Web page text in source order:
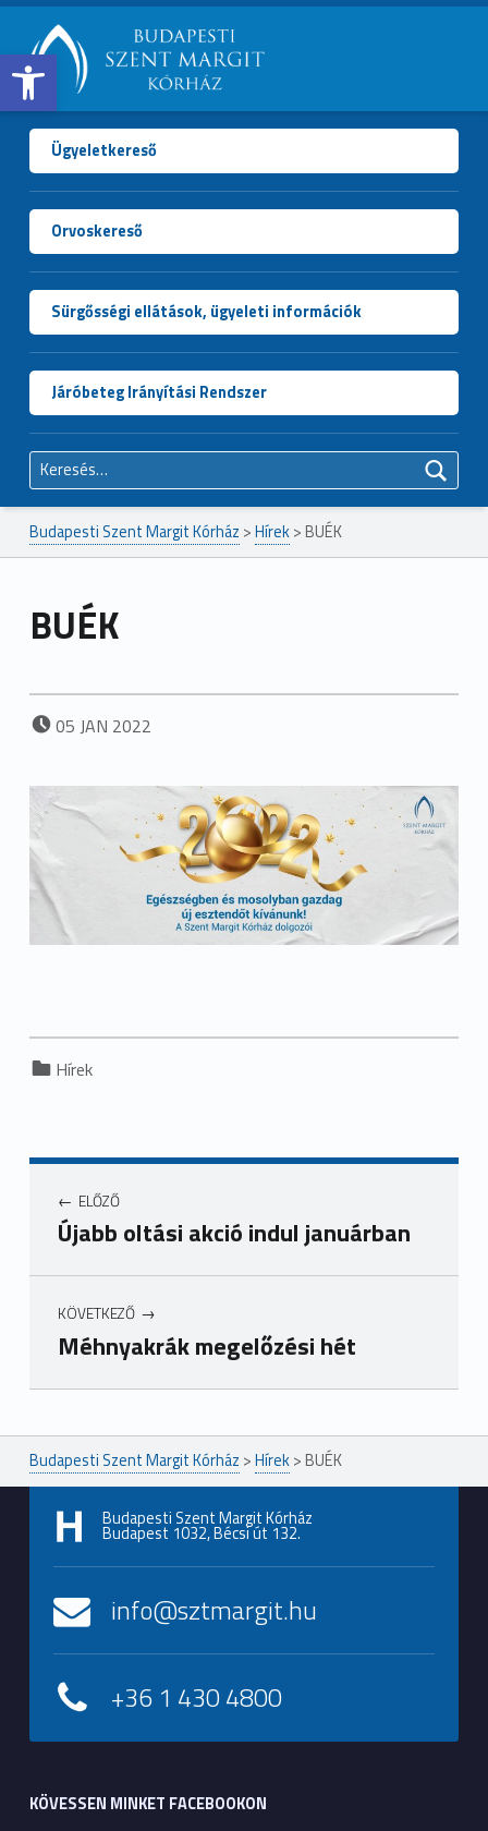
Open toolbar
BUDAPESTI
SZENT
MARGIT
KÓRHÁZ
Ügyeletkereső
Orvoskereső
Sürgősségi ellátások, ügyeleti információk
Járóbeteg Irányítási Rendszer
Keresés:
Budapesti Szent Margit Kórház >Hírek> BUÉK
BUÉK
POSTED ON:
05 JAN 2022
Categorized in:
Hírek
ELŐZŐ
Újabb oltási akció indul januárban
KÖVETKEZŐ
Méhnyakrák megelőzési hét
Ugrás a főmenühöz
Budapesti Szent Margit Kórház >Hírek> BUÉK
Budapesti Szent Margit Kórház
Budapest 1032, Bécsi út 132.
info@sztmargit.hu
+36 1 430 4800
KÖVESSEN MINKET FACEBOOKON